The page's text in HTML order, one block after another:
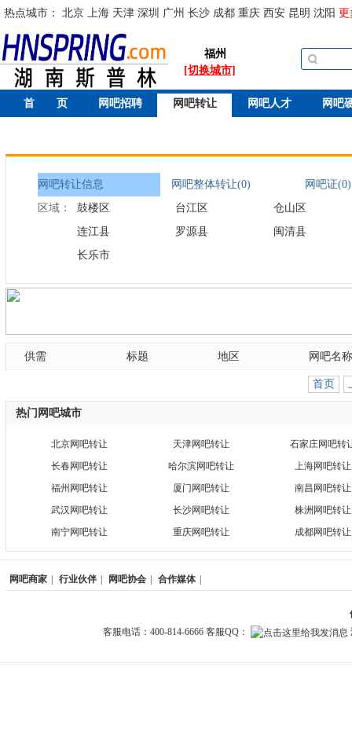
热点城市： 北京 上海 天津 深圳 广州 长沙 成都 重庆 西安 昆明 沈阳 更
福州
[切换城市]
首 页 网吧招聘 网吧转让 网吧人才 网吧
网吧转让信息 网吧整体转让(0)
网吧证(0)
区域：
鼓楼区 台江区
仓山区
连江县
罗源县
闽清县
长乐市
供需 标题 地区 网吧名称
首页
热门网吧城市
北京网吧转让 天津网吧转让
石家庄网吧转
长春网吧转让
哈尔滨网吧转让
上海网吧转让
福州网吧转让
厦门网吧转让
南昌网吧转让
武汉网吧转让
长沙网吧转让
株洲网吧转让
南宁网吧转让
重庆网吧转让 成都网吧转让
网吧商家 行业伙伴 网吧协会 合作媒体
客服电话：400-814-6666 客服QQ：